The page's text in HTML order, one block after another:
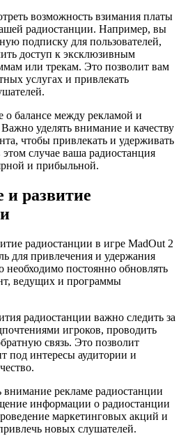
возможность взимания платы
радиостанции. Например, вы
подписку для пользователей,
доступ к эксклюзивным
или трекам. Это позволит вам
услугах и привлекать
о балансе между рекламой и
уделять внимание и качеству
чтобы привлекать и удерживать
случае ваша радиостанция
и прибыльной.
и развитие
радиостанции в игре MadOut 2
для привлечения и удержания
необходимо постоянно обновлять
ведущих и программы
радиостанции важно следить за
игроков, проводить
связь. Это позволит
под интересы аудитории и
внимание рекламе радиостанции
информации о радиостанции
маркетинговых акций и
новых слушателей.